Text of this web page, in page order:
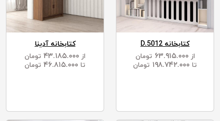
کتابخانه D.5012
از ۶۳.۹۱۵.۰۰۰
تومان
تا
تومان
کتابخانه آدینا
از
تومان
تا
تومان